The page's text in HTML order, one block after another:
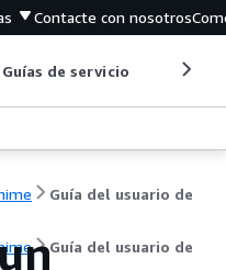
Contacte con nosotros
Guías de servicio
Guía del usuario de
Guía del usuario de